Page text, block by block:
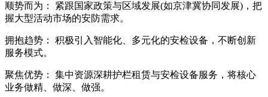
顺势而为： 紧跟国家政策与区域发展(如京津冀协同发展)，把
握大型活动市场的安防需求。
拥抱趋势： 积极引入智能化、多元化的安检设备，不断创新
服务模式。
聚焦优势： 集中资源深耕护栏租赁与安检设备服务，将核心
业务做精、做深、做强。